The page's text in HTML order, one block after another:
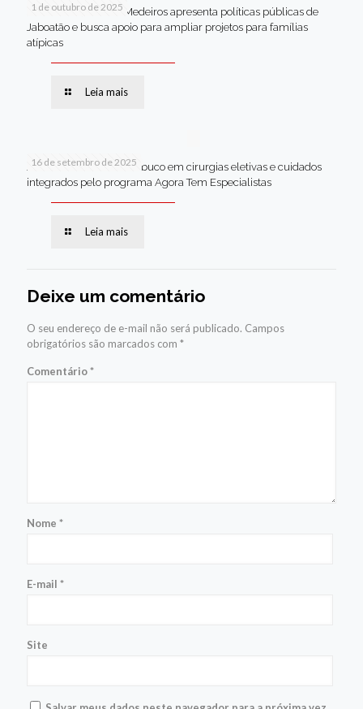
1 de outubro de 2025
Em Brasília, Andréa Medeiros apresenta políticas públicas de
Jaboatão e busca apoio para ampliar projetos para famílias
atípicas
Leia mais
16 de setembro de 2025
Jaboatão lidera Pernambuco em cirurgias eletivas e cuidados
integrados pelo programa Agora Tem Especialistas
Leia mais
Deixe um comentário
O seu endereço de e-mail não será publicado. Campos
obrigatórios são marcados com *
Comentário*
Nome *
E-mail *
Site